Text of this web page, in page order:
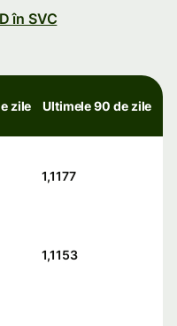
în SVC
zile Ultimele 90 de zile
1,1177
1,1153